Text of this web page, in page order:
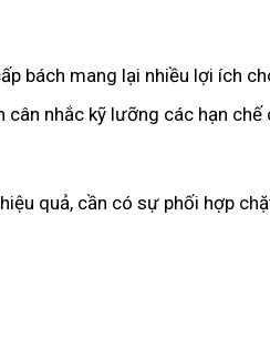
bách mang lại nhiều lợi ích
nhắc kỹ lưỡng các hạn
quả, cần có sự phối hợp